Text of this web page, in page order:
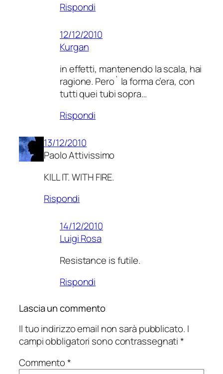
Rispondi
12/12/2010
Kurgan
in effetti, mantenendo la scala, hai
ragione. Pero` la forma c’era, con
tutti quei tubi sopra…
Rispondi
13/12/2010
Paolo Attivissimo
KILL IT. WITH FIRE.
Rispondi
14/12/2010
Luigi Rosa
Resistance is futile.
Rispondi
Lascia un commento
Il tuo indirizzo email non sarà pubblicato. I
campi obbligatori sono contrassegnati*
Commento*